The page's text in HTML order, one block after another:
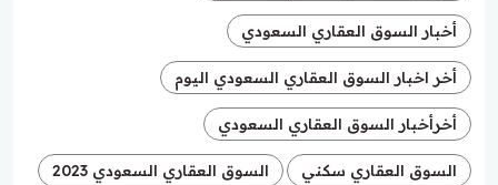
أخبار السوق العقاري السعودي
أخر اخبار السوق العقاري السعودي اليوم
أخرأخبار السوق العقاري السعودي
السوق العقاري سكني السوق العقاري السعودي 2023